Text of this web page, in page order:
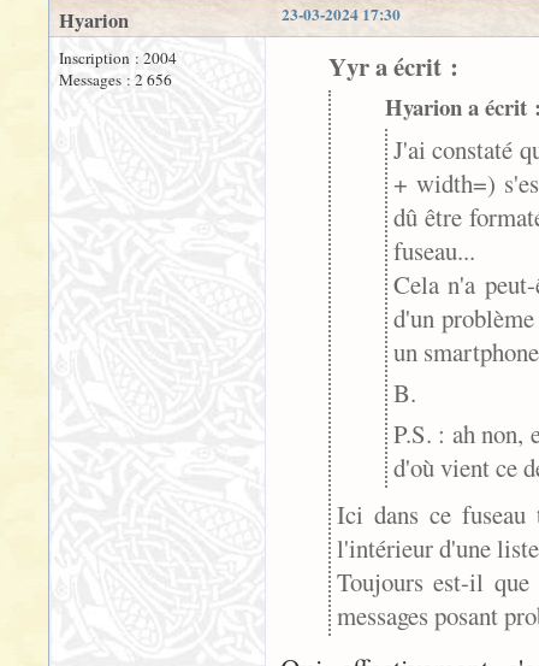
23-03-2024 17:30
Hyarion
Inscription : 2004
Messages : 2 656
Yyr a écrit :
Hyarion a écrit
J'ai constaté
+ width=)
dû être
fuseau...
Cela n'a
d'un
un
B.
P.S. : ah non,
d'où vient ce
Ici dans ce
l'intérieur d'une
Toujours est-il que
messages posant